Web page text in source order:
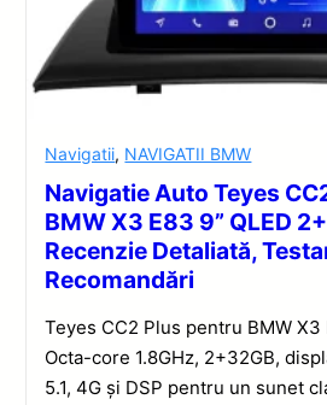
Navigatii, NAVIGATII BMW
Navigatie Auto Teyes
BMW X3 E83 9” QLED
Recenzie Detaliată,
Recomandări
Teyes CC2 Plus pentru BMW X3
Octa-core 1.8GHz, 2+32GB,
5.1, 4G și DSP pentru un sunet